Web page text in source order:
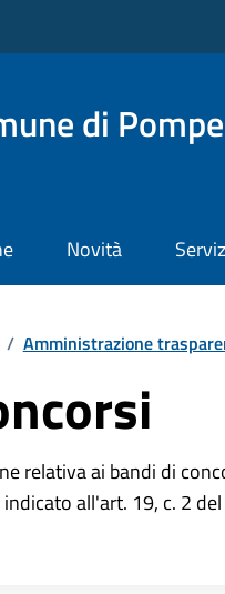
di
Novità
/ Amministrazione
relativa ai bandi di
all'art. 19, c. 2